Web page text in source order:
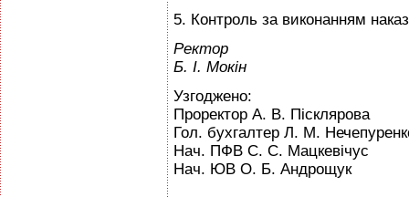
5. Контроль за виконанням
Ректор
Б. І. Мокін
Узгоджено:
Проректор А. В. Пісклярова
Гол. бухгалтер Л. М.
Нач. ПФВ С. С. Мацкевічус
Нач. ЮВ О. Б. Андрощук